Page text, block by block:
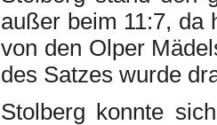
außer beim 11:7, da
von den Olper
des Satzes wurde
Stolberg konnte